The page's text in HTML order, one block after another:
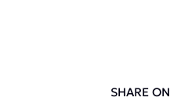
SHARE ON